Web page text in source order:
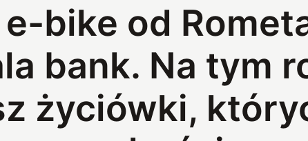
bike od
bank. Na tym
życiówki,